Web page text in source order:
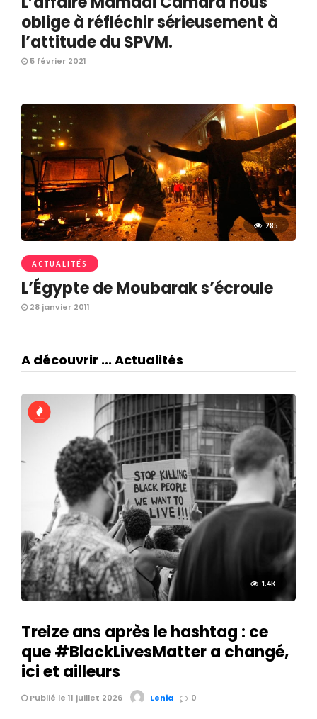
oblige à réfléchir sérieusement à
l’attitude du SPVM.
5 février 2021
285
ACTUALITÉS
L’Égypte de Moubarak s’écroule
28 janvier 2011
A découvrir ... Actualités
1.4K
Treize ans après le hashtag : ce
que #BlackLivesMatter a changé,
ici et ailleurs
Publié le 11 juillet 2026 Lenia 0